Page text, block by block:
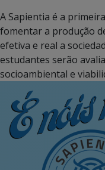
A Sapientia é a
fomentar a produção
efetiva e real a
estudantes serão
socioambiental e